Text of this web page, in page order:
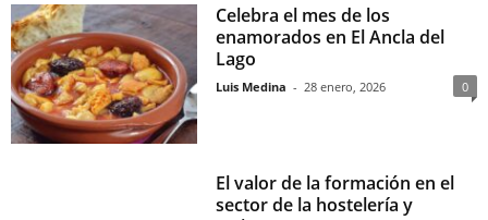
Celebra el mes de los
enamorados en El Ancla del
Lago
Luis Medina - 28 enero, 2026 0
El valor de la formación en el
sector de la hostelería y